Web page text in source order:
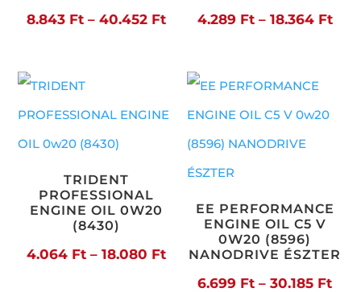
8.843 Ft – 40.452 FtÁrtartomány:
4.289 Ft – 18.364 Ft
TRIDENT
PROFESSIONAL
ENGINE OIL 0W20
(8430)
4.064 Ft – 18.080 FtÁrtartomány:
4.064 Ft
EE PERFORMANCE
ENGINE OIL C5 V
0W20 (8596)
NANODRIVE ÉSZTER
6.699 Ft – 30.185 Ft